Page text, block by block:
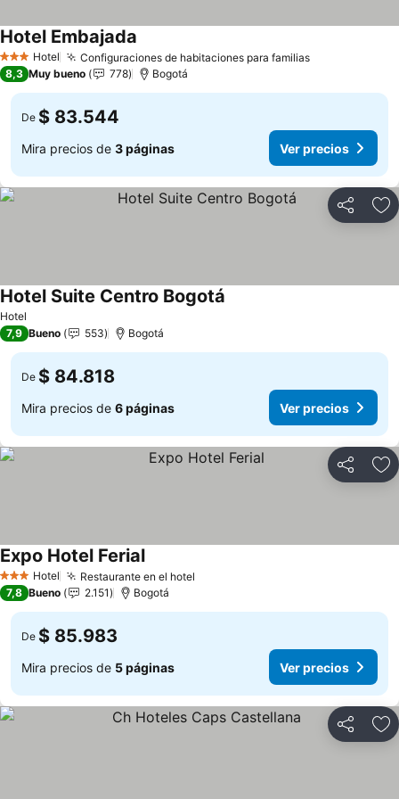
3 Estrellas
Hotel Configuraciones de habitaciones para familias
Hotel Embajada
8,3 Muy bueno 778 Bogotá
De $ 83.544
Mira precios de 3 páginas Ver precios
Compartir
Hotel
Hotel Suite Centro Bogotá
7,9 Bueno 553 Bogotá
De $ 84.818
Mira precios de 6 páginas Ver precios
Compartir
3 Estrellas
Hotel Restaurante en el hotel
Expo Hotel Ferial
7,8 Bueno 2.151 Bogotá
De $ 85.983
Mira precios de 5 páginas Ver precios
Compartir